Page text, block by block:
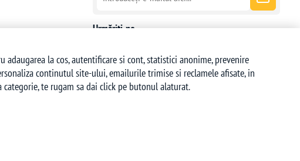
Urmăriți-ne
la cos, autentificare si cont, statistici anonime, prevenire
continutul site-ului, emailurile trimise si reclamele afisate, in
te rugam sa dai click pe butonul alaturat.